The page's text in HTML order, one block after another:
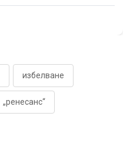
избелване
„ренесанс“